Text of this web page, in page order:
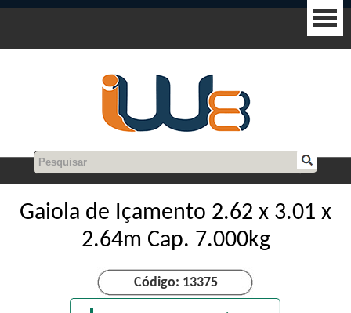
Gaiola de Içamento 2.62 x 3.01 x
2.64m Cap. 7.000kg
Código: 13375